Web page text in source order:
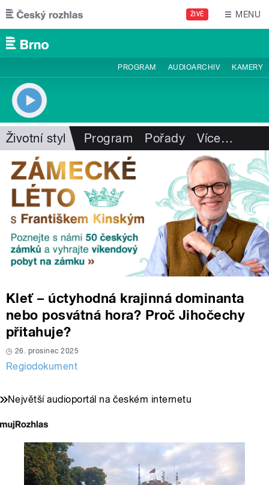
Přejít k hlavnímu obsahu
ŽIVĚ MENU
PROGRAM AUDIOARCHIV KAMERY
Životní styl Program Pořady Více…
Kleť – úctyhodná krajinná dominanta
nebo posvátná hora? Proč Jihočechy
přitahuje?
26. prosinec 2025
Regiodokument
Největší audioportál na českém internetu